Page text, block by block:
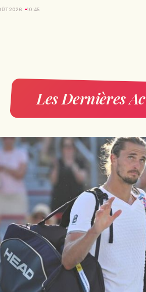
2026 10:45
Les Dernières